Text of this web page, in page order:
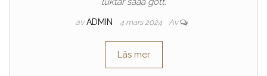
av ADMIN 4 mars 2024 Av
Läs mer